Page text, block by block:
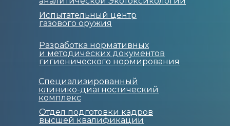
Испытательный центр
газового оружия
Разработка нормативных
и методических документов
гигиенического нормирования
Специализированный
клинико-диагностический
комплекс
Отдел подготовки кадров
высшей квалификации